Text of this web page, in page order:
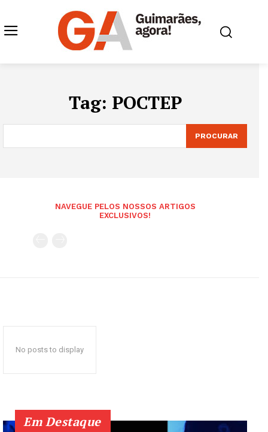
Tag: POCTEP
PROCURAR
NAVEGUE PELOS NOSSOS ARTIGOS
EXCLUSIVOS!
No posts to display
Em Destaque